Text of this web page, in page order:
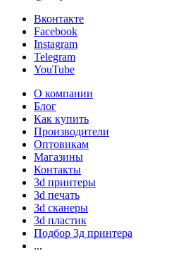
Вконтакте
Facebook
Instagram
Telegram
YouTube
О компании
Блог
Как купить
Производители
Оптовикам
Магазины
Контакты
3d принтеры
3d печать
3d сканеры
3d пластик
Подбор 3д принтера
...